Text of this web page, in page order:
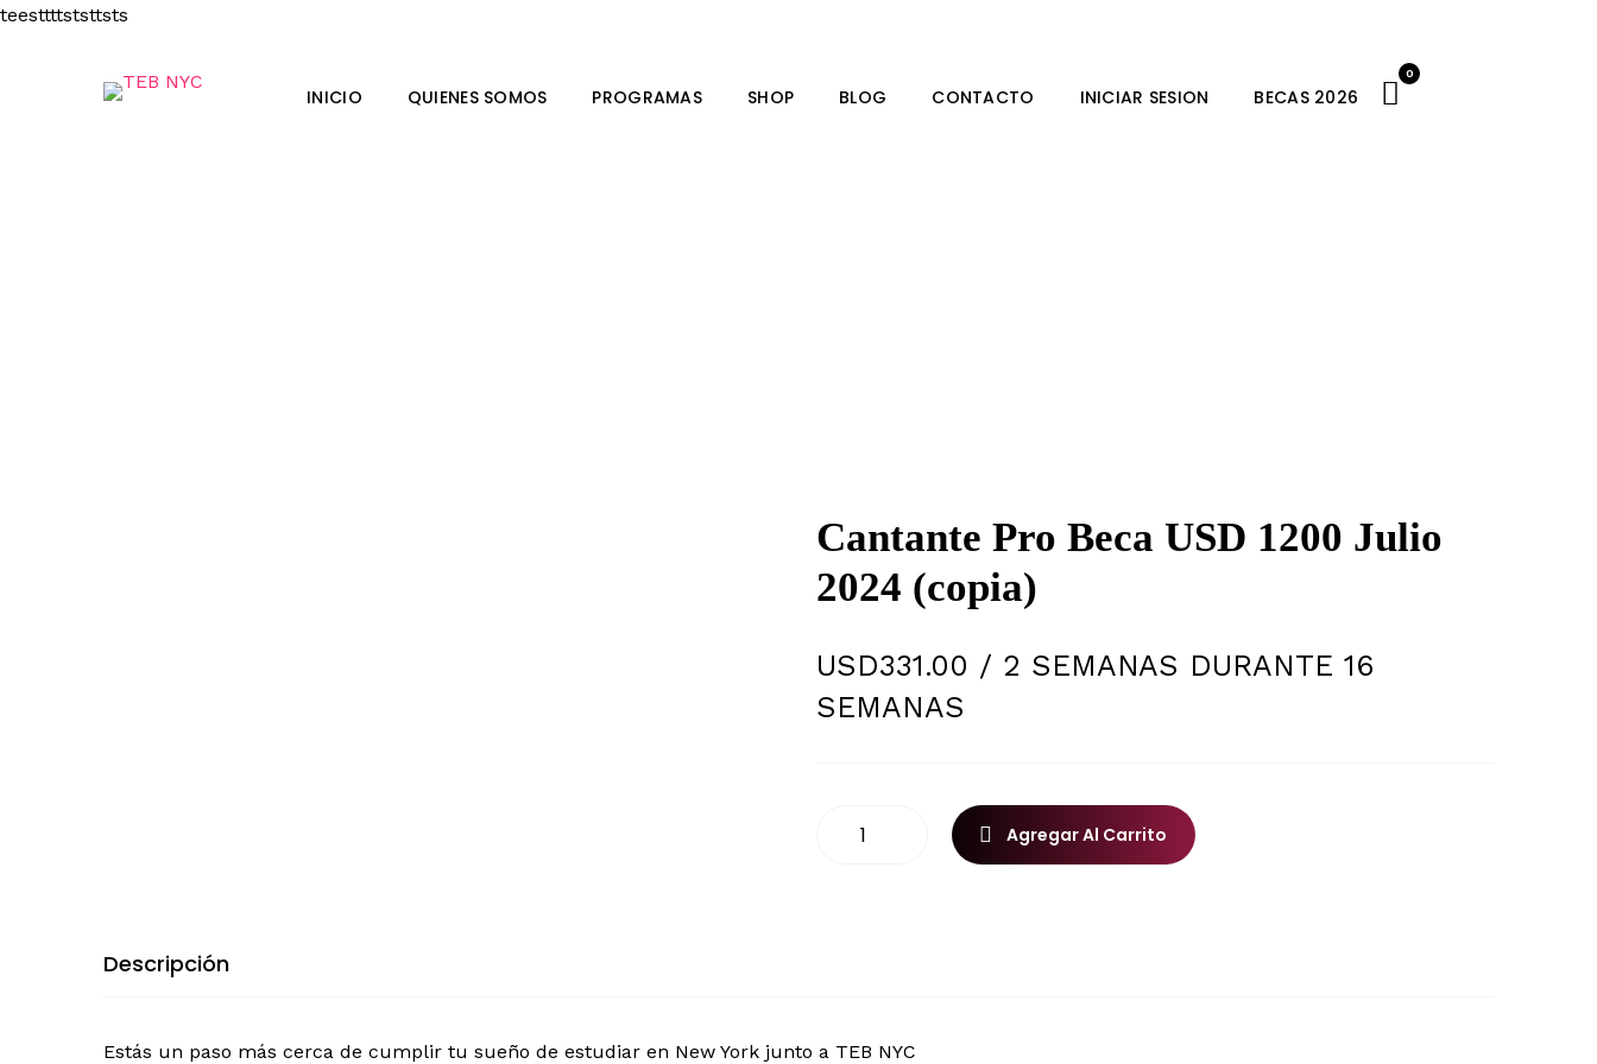
teesttttststtsts
INICIO QUIENES SOMOS PROGRAMAS SHOP BLOG CONTACTO INICIAR SESION BECAS 2026
0
Cantante Pro Beca USD 1200 Julio
2024 (copia)
USD331.00 / 2 SEMANAS DURANTE 16
SEMANAS
Agregar Al Carrito
Descripción
Estás un paso más cerca de cumplir tu sueño de estudiar en New York junto a TEB NYC